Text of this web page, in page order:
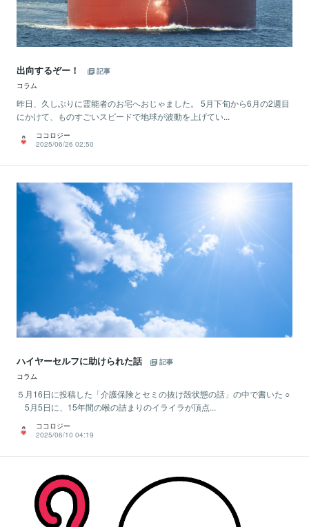
出向するぞー！
記事
コラム
昨日、久しぶりに霊能者のお宅へおじゃました。 5月下旬から6月の2週目
にかけて、ものすごいスピードで地球が波動を上げてい...
ココロジー
2025/06/26 02:50
ハイヤーセルフに助けられた話
記事
コラム
５月16日に投稿した「介護保険とセミの抜け殻状態の話」の中で書いた ○
5月5日に、15年間の喉の詰まりのイライラが頂点...
ココロジー
2025/06/10 04:19